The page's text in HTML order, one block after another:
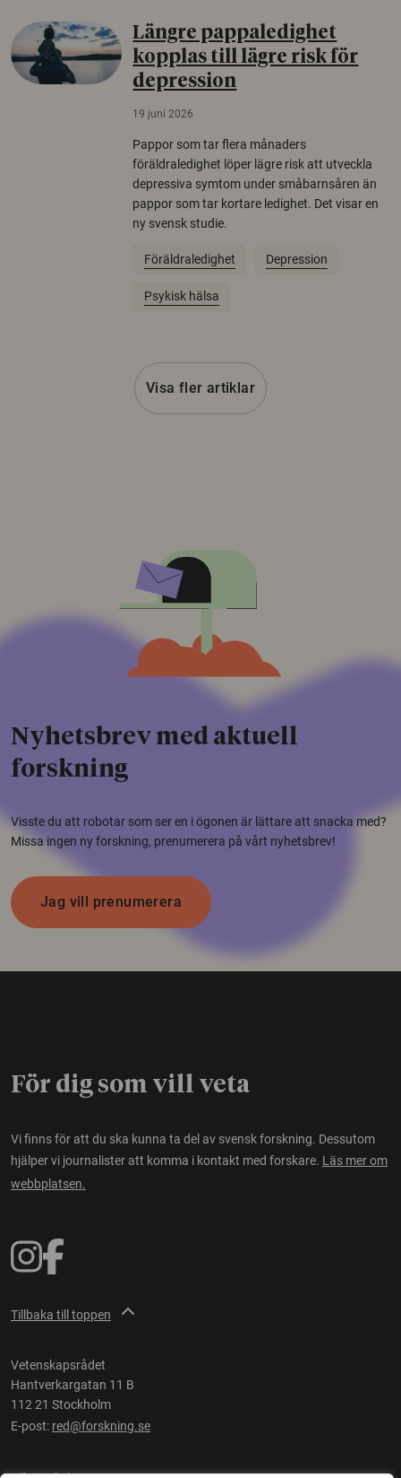
Längre pappaledighet
kopplas till lägre risk för
depression
19 juni 2026
Pappor som tar flera månaders
föräldraledighet löper lägre risk att utveckla
depressiva symtom under småbarnsåren än
pappor som tar kortare ledighet. Det visar en
ny svensk studie.
Föräldraledighet Depression
Psykisk hälsa
Visa fler artiklar
Nyhetsbrev med aktuell
forskning
Visste du att robotar som ser en i ögonen är lättare att snacka med?
Missa ingen ny forskning, prenumerera på vårt nyhetsbrev!
Jag vill prenumerera
För dig som vill veta
Vi finns för att du ska kunna ta del av svensk forskning. Dessutom
hjälper vi journalister att komma i kontakt med forskare. Läs mer om
webbplatsen.
Tillbaka till toppen
Vetenskapsrådet
Hantverkargatan 11 B
112 21 Stockholm
E-post: red@forskning.se